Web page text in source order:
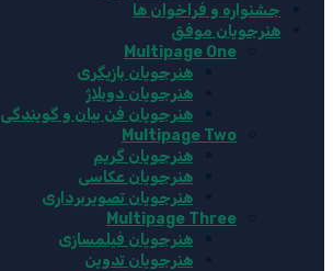
جشنواره و فراخوان ها
هنرجویان موفق
Multipage One
هنرجویان بازیگری
هنرجویان دوبلاژ
هنرجویان فن بیان و گویندگی
Multipage Two
هنرجویان گریم
هنرجویان عکاسی
هنرجویان تصویربرداری
Multipage Three
هنرجویان فیلمسازی
هنرجویان تدوین